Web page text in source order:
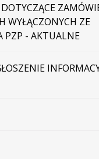
WYŁĄCZONYCH ZE
PZP - AKTUALNE